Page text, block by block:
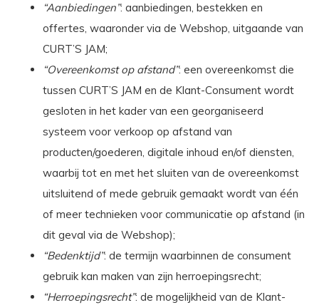
“Aanbiedingen”: aanbiedingen, bestekken en
offertes, waaronder via de Webshop, uitgaande van
CURT’S JAM;
“Overeenkomst op afstand”: een overeenkomst die
tussen CURT’S JAM en de Klant-Consument wordt
gesloten in het kader van een georganiseerd
systeem voor verkoop op afstand van
producten/goederen, digitale inhoud en/of diensten,
waarbij tot en met het sluiten van de overeenkomst
uitsluitend of mede gebruik gemaakt wordt van één
of meer technieken voor communicatie op afstand (in
dit geval via de Webshop);
“Bedenktijd”: de termijn waarbinnen de consument
gebruik kan maken van zijn herroepingsrecht;
“Herroepingsrecht”: de mogelijkheid van de Klant-